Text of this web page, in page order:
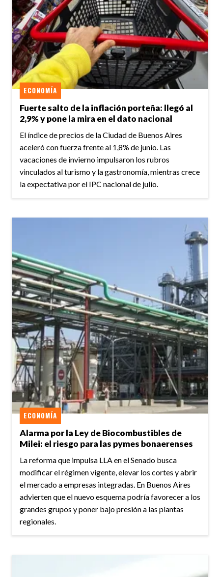
Fuerte salto de la inflación porteña: llegó al
2,9% y pone la mira en el dato nacional
ECONOMÍA
El índice de precios de la Ciudad de Buenos Aires
aceleró con fuerza frente al 1,8% de junio. Las
vacaciones de invierno impulsaron los rubros
vinculados al turismo y la gastronomía, mientras crece
la expectativa por el IPC nacional de julio.
Alarma por la Ley de Biocombustibles de
Milei: el riesgo para las pymes bonaerenses
ECONOMÍA
La reforma que impulsa LLA en el Senado busca
modificar el régimen vigente, elevar los cortes y abrir
el mercado a empresas integradas. En Buenos Aires
advierten que el nuevo esquema podría favorecer a los
grandes grupos y poner bajo presión a las plantas
regionales.